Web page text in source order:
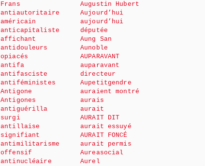
Frans
antiautoritaire
américain
anticapitaliste
affichant
antidouleurs
opiacés
antifa
antifasciste
antiféministes
Antigone
Antigones
antiguérilla
surgi
antillaise
signifiant
antimilitarisme
offensif
antinucléaire
Augustin Hubert
Aujourd’hui
aujourd’hui
députée
Aung San
Aunoble
AUPARAVANT
auparavant
directeur
Aupetitgendre
auraient montré
aurais
aurait
AURAIT DIT
aurait essuyé
AURAIT FONCÉ
aurait permis
Aureasocial
Aurel